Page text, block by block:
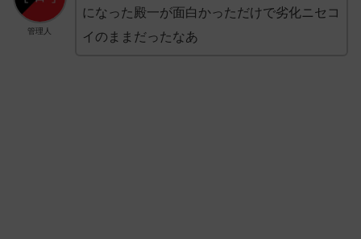
管理人
になった殿一が面白かっただけで劣化ニセコ
イのままだったなあ